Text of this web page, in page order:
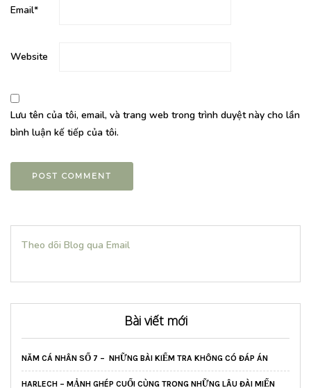
Email*
Website
Lưu tên của tôi, email, và trang web trong trình duyệt này cho lần
bình luận kế tiếp của tôi.
Theo dõi Blog qua Email
Bài viết mới
NĂM CÁ NHÂN SỐ 7 – NHỮNG BÀI KIỂM TRA KHÔNG CÓ ĐÁP ÁN
HARLECH – MẢNH GHÉP CUỐI CÙNG TRONG NHỮNG LÂU ĐÀI MIẾN